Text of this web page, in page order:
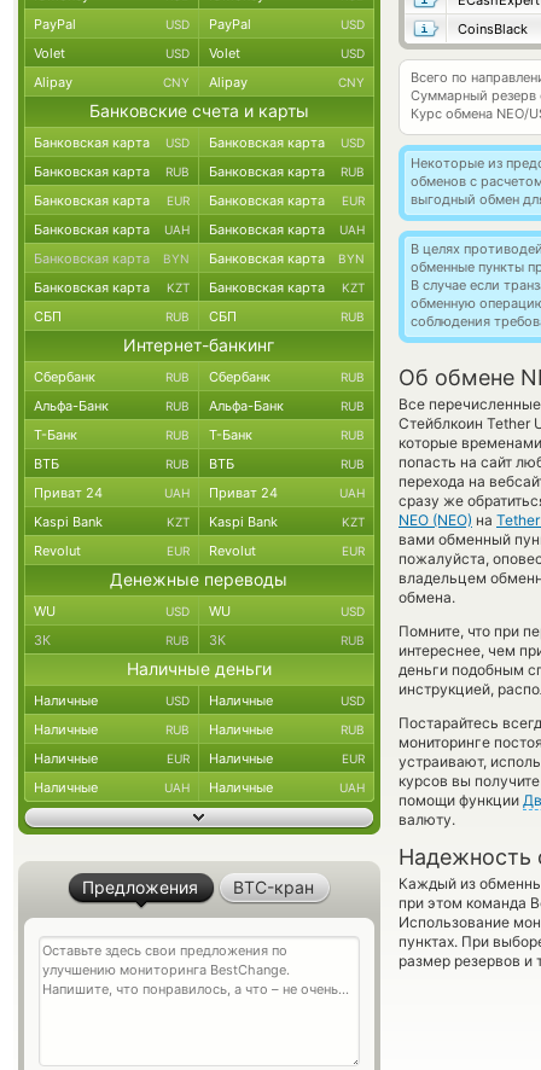
CoinsBlack
Всего по
Суммарный резерв
Курс обмена NEO/
Некоторые из
обменов с
выгодный обмен
В целях
обменные пункты
В случае если
обменную
соблюдения
Об обмене
Все
Стейблкоин Tether
которые
попасть на сайт
перехода на
сразу же
NEO (NEO) на
вами обменный
пожалуйста,
владельцем
обмена.
Помните, что при
интереснее, чем
деньги подобным
инструкцией,
Постарайтесь
мониторинге
устраивают,
курсов вы
помощи функции
валюту.
Надежность
Каждый из
при этом команда
Использование
пунктах. При
размер резервов и
PayPal USD PayPal USD
Volet USD Volet USD
Alipay CNY Alipay CNY
Банковские счета и карты
Банковская карта USD Банковская карта USD
Банковская карта RUB Банковская карта RUB
Банковская карта EUR Банковская карта EUR
Банковская карта UAH Банковская карта UAH
Банковская карта BYN Банковская карта BYN
Банковская карта KZT Банковская карта KZT
СБП RUB СБП RUB
Интернет-банкинг
Сбербанк RUB Сбербанк RUB
Альфа-Банк RUB Альфа-Банк RUB
Т-Банк RUB Т-Банк RUB
ВТБ RUB ВТБ RUB
Приват 24 UAH Приват 24 UAH
Kaspi Bank KZT Kaspi Bank KZT
Revolut EUR Revolut EUR
Денежные переводы
WU USD WU USD
ЗК RUB ЗК RUB
Наличные деньги
Наличные USD Наличные USD
Наличные RUB Наличные RUB
Наличные EUR Наличные EUR
Наличные UAH Наличные UAH
Предложения BTC-кран